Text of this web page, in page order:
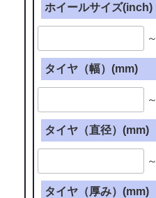
ホイールサイズ(inch)
～
タイヤ（幅）(mm)
～
タイヤ（直径）(mm)
～
タイヤ（厚み）(mm)